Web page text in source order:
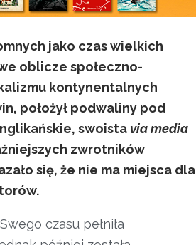
jako czas wielkich
oblicze społeczno-
kontynentalnych
położył podwaliny pod
swoista via media
zwrotników
się, że nie ma miejsca dla